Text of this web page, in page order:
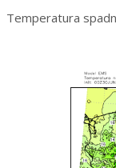
Temperatura